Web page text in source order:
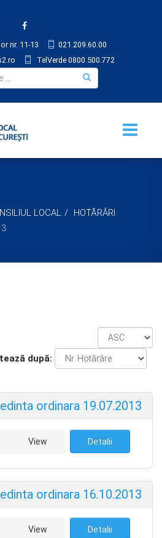
nr. 11-13
021.209.60.00
TelVerde 0800.500.772
LOCAL
HOTĂRÂRI
după:
ordinara 19.07.2013
View Detalii
ordinara 16.10.2013
View Detalii